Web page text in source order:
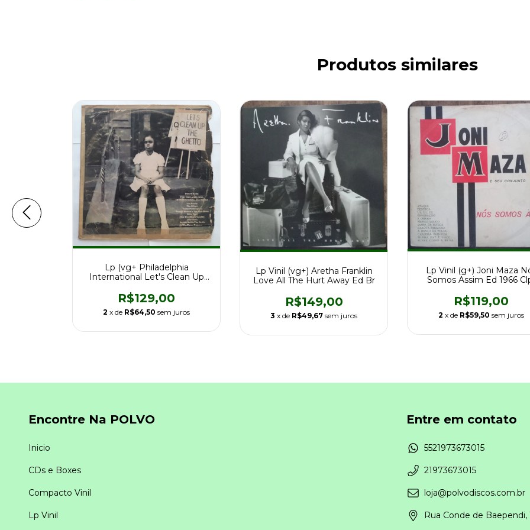
Produtos similares
Lp (vg+ Philadelphia
International Let's Clean Up
R$129,00
2 x de R$64,50 sem juros
Lp Vinil (vg+) Aretha Franklin
Love All The Hurt Away Ed Br
R$149,00
3 x de R$49,67 sem juros
Lp Vinil (g+) Joni Maza
Somos Assim Ed 1966
R$119,00
2 x de R$59,50 sem juros
Encontre Na POLVO
Inicio
CDs e Boxes
Compacto Vinil
Lp Vinil
Entre em contato
5521973673015
21973673015
loja@polvodiscos.com.br
Rua Conde de